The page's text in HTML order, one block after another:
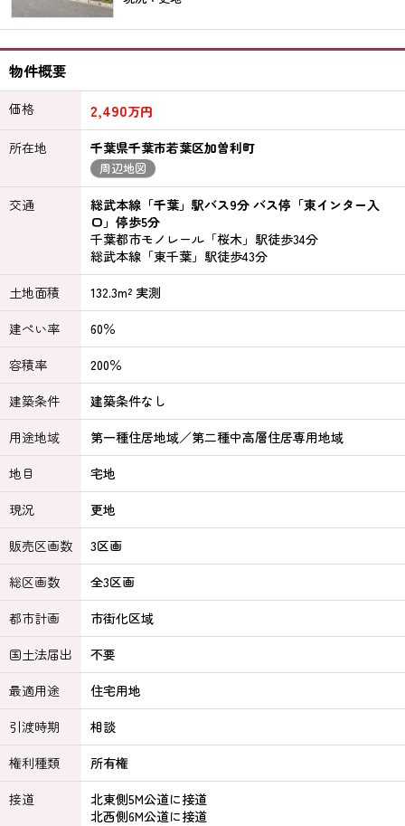
物件概要
価格 2,490万円
所在地
千葉県千葉市若葉区加曽利町
周辺地図
交通
総武本線「千葉」駅バス9分 バス停「東インター入
口」停歩5分
千葉都市モノレール「桜木」駅徒歩34分
総武本線「東千葉」駅徒歩43分
土地面積
132.3m² 実測
建ぺい率
60％
容積率
200％
建築条件
建築条件なし
用途地域
第一種住居地域／第二種中高層住居専用地域
地目
宅地
現況
更地
販売区画数
3区画
総区画数
全3区画
都市計画
市街化区域
国土法届出
不要
最適用途
住宅用地
引渡時期
相談
権利種類
所有権
接道
北東側5M公道に接道
北西側6M公道に接道